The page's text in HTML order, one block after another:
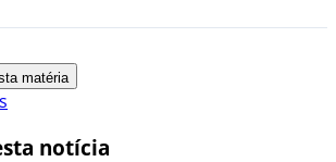
matéria
notícia